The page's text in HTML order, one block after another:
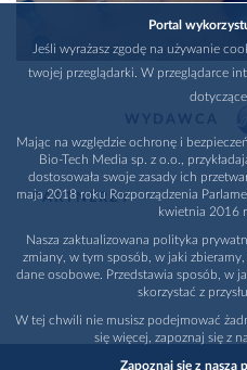
PARTNERZY
Portal
Jeśli wyrażasz zgodę na używanie
twojej przeglądarki. W przeglądarce
Mając na względzie ochronę i
Bio-Tech Media sp. z o.o.,
dostosowała swoje zasady ich
maja 2018 roku Rozporządzenia
kwietnia 2016
Nasza zaktualizowana polityka
zmiany, w tym sposób, w jaki
dane osobowe. Przedstawia sposób, w
skorzystać z
W tej chwili nie musisz podejmować
się więcej, zapoznaj się z
Zapoznaj się z naszą